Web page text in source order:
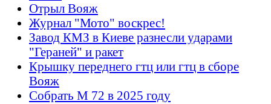
Отрыл Вояж
Журнал "Мото" воскрес!
Завод КМЗ в Киеве разнесли ударами
"Гераней" и ракет
Крышку переднего гтц или гтц в сборе
Вояж
Собрать М 72 в 2025 году